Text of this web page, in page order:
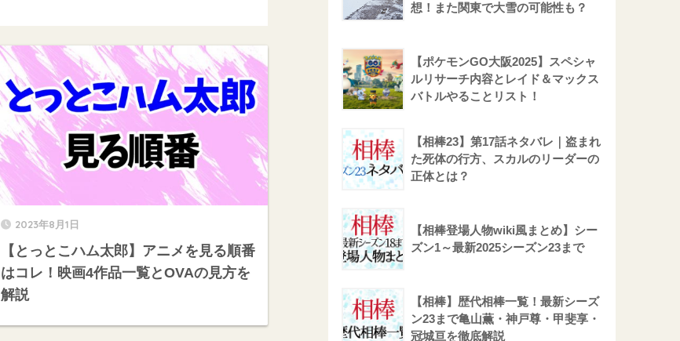
2023年8月1日
【とっとこハム太郎】アニメを見る順番
はコレ！映画4作品一覧とOVAの見方を
解説
想！また関東で大雪の可能性も？
【ポケモンGO大阪2025】スペシャ
ルリサーチ内容とレイド＆マックス
バトルやることリスト！
【相棒23】第17話ネタバレ｜盗まれ
た死体の行方、スカルのリーダーの
正体とは？
【相棒登場人物wiki風まとめ】シー
ズン1～最新2025シーズン23まで
【相棒】歴代相棒一覧！最新シーズ
ン23まで亀山薫・神戸尊・甲斐享・
冠城亘を徹底解説